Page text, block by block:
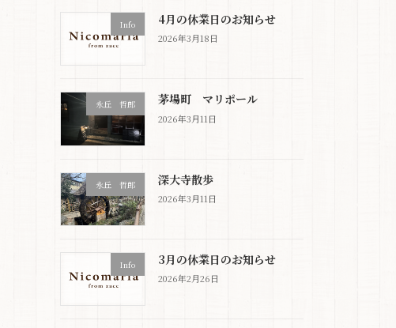
Info 4月の休業日のお知らせ
2026年3月18日
永丘 哲郎 茅場町 マリポール
2026年3月11日
永丘 哲郎 深大寺散歩
2026年3月11日
Info 3月の休業日のお知らせ
2026年2月26日